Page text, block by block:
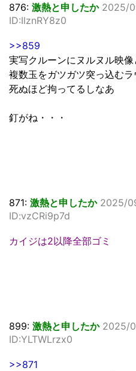
876: 激熱と申したか 2025/
ID:IlznRY8z0
>>859
実写クルーンにヌルヌル映像
複数玉をガツガツ突っ込む
死ぬほど拘ってるしなあ
釘がね・・・
871: 激熱と申したか 2025/
ID:vzCRi9p7d
カイジは2以降全部ゴミ
899: 激熱と申したか 2025/
ID:YLTWLrzx0
>>871